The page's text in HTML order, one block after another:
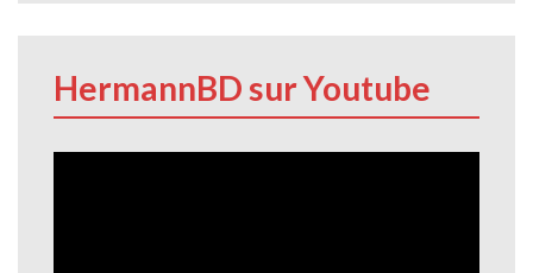
HermannBD sur Youtube